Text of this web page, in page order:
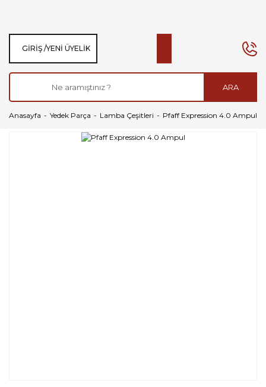
ARA
GIRIŞ /YENI ÜYELIK
Anasayfa Yedek Parça Lamba Çeşitleri Pfaff Expression 4.0 Ampul